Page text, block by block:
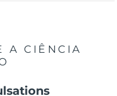
A CIÊNCIA